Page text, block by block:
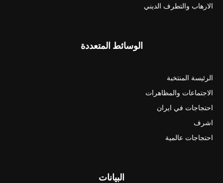
الارهاب والتطرف الديني
الوسائط المتعددة
الرئيسة المنتخبة
الاجتماعات والمظاهرات
احتجاجات في ايران
اشرف
احتجاجات عالمية
البيانات